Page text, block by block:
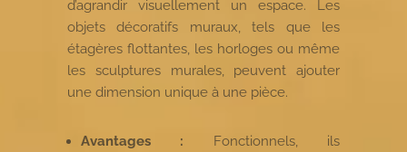
d’agrandir visuellement un espace. Les
objets décoratifs muraux, tels que les
étagères flottantes, les horloges ou même
les sculptures murales, peuvent ajouter
une dimension unique à une pièce.
Avantages : Fonctionnels, ils